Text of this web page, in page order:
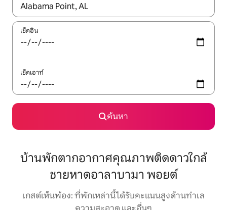
ใช้ลูกศรขึ้นลง หรือใช้การสัมผัสหรือปัด เพื่อสำรวจผลการค้นหา
เช็คอิน
เช็คเอาท์
ค้นหา
บ้านพักตากอากาศคุณภาพติดดาวใกล้
ชายหาดอาลาบามา พอยต์
เกสต์เห็นพ้อง: ที่พักเหล่านี้ได้รับคะแนนสูงด้านทำเล